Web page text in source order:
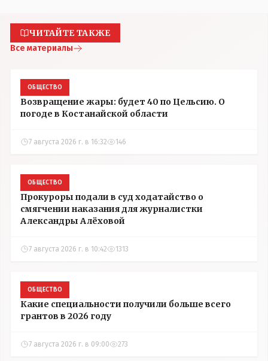
ЧИТАЙТЕ ТАКЖЕ
Все материалы
ОБЩЕСТВО
Возвращение жары: будет 40 по Цельсию. О
погоде в Костанайской области
7 августа 2026 г. в 16:32 146
ОБЩЕСТВО
Прокуроры подали в суд ходатайство о
смягчении наказания для журналистки
Александры Алёховой
7 августа 2026 г. в 10:42 1313
ОБЩЕСТВО
Какие специальности получили больше всего
грантов в 2026 году
7 августа 2026 г. в 09:00 273